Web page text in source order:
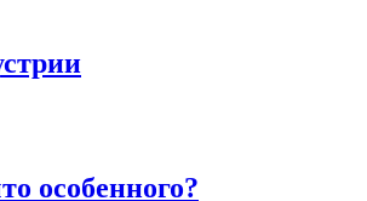
особенного?